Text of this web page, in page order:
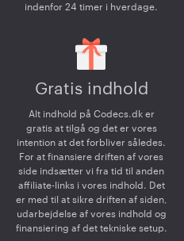
indenfor 24 timer i hverdage.
Gratis indhold
Alt indhold på Codecs.dk er
gratis at tilgå og det er vores
intention at det forbliver således.
For at finansiere driften af vores
side indsætter vi fra tid til anden
affiliate-links i vores indhold. Det
er med til at sikre driften af siden,
udarbejdelse af vores indhold og
finansiering af det tekniske setup.